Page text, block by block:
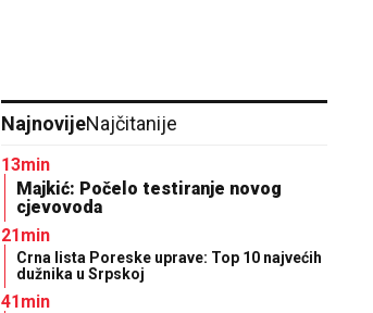
NajnovijeNajčitanije
13min
Majkić: Počelo testiranje novog
cjevovoda
21min
Crna lista Poreske uprave: Top 10 najvećih
dužnika u Srpskoj
41min